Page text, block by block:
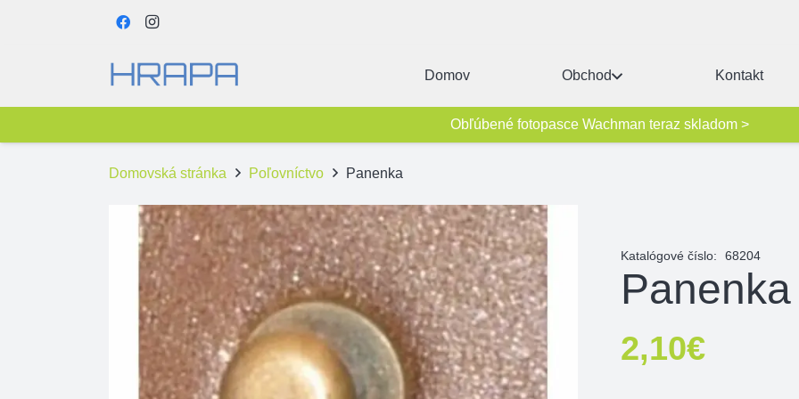
Domov Obchod Kontakt
Obľúbené fotopasce Wachman teraz skladom >
Domovská stránka Poľovníctvo Panenka
Katalógové číslo: 68204
Panenka
2,10€